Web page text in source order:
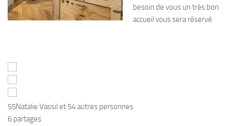
besoin de vous un très bon
accueil vous sera réservé
55Natalie Vassil et 54 autres personnes
6 partages